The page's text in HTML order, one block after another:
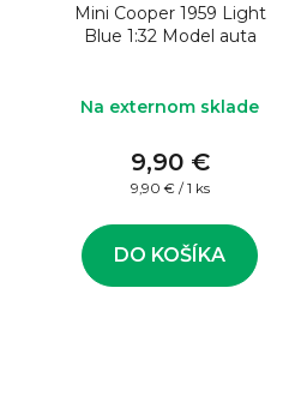
Mini Cooper 1959 Light
Blue 1:32 Model auta
Na externom sklade
9,90 €
Jednotková
9,90 € / 1 ks
DO KOŠÍKA